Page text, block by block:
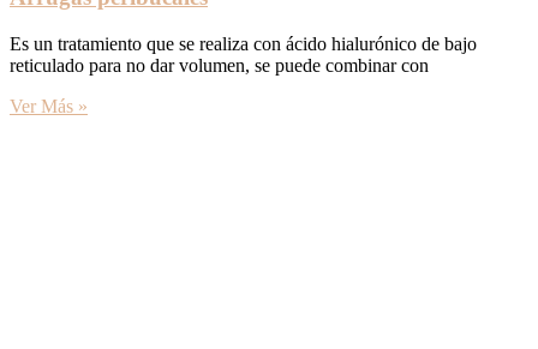
Es un tratamiento que se realiza con ácido hialurónico de bajo
reticulado para no dar volumen, se puede combinar con
Ver Más »